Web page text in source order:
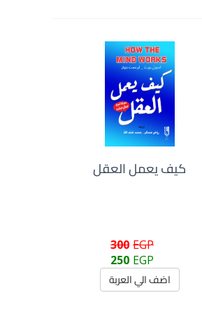
كيف يعمل العقل
EGP
300
EGP
250
اضف الي العربة